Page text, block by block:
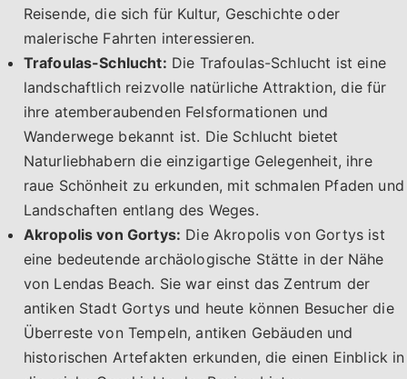
Reisende, die sich für Kultur, Geschichte oder
malerische Fahrten interessieren.
Trafoulas-Schlucht: Die Trafoulas-Schlucht ist eine
landschaftlich reizvolle natürliche Attraktion, die für
ihre atemberaubenden Felsformationen und
Wanderwege bekannt ist. Die Schlucht bietet
Naturliebhabern die einzigartige Gelegenheit, ihre
raue Schönheit zu erkunden, mit schmalen Pfaden und
Landschaften entlang des Weges.
Akropolis von Gortys: Die Akropolis von Gortys ist
eine bedeutende archäologische Stätte in der Nähe
von Lendas Beach. Sie war einst das Zentrum der
antiken Stadt Gortys und heute können Besucher die
Überreste von Tempeln, antiken Gebäuden und
historischen Artefakten erkunden, die einen Einblick in